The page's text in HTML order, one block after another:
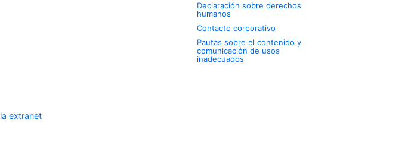
Declaración sobre derechos
humanos
Contacto corporativo
Pautas sobre el contenido y
comunicación de usos
inadecuados
extranet